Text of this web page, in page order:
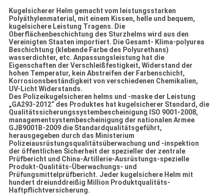
Kugelsicherer Helm gemacht vom leistungsstarken
Polyäthylenmaterial, mit einem Kissen, helle und bequem,
kugelsichere Leistung Tragens. Die
Oberflächenbeschichtung des Sturzhelms wird aus den
Vereinigten Staaten importiert. Die Gesamt- Klima-polyurea
Beschichtung (klebende Farbe des Polyurethans)
wasserdichter, etc. Anpassungsleistung hat die
Eigenschaften der Verschleißfestigkeit, Widerstand der
hohen Temperatur, kein Abstreifen der Farbenschicht,
Korrosionsbeständigkeit von verschiedenen Chemikalien,
UV-Licht Widerstands.
Des Polizeikugelsicheren helms und -maske der Leistung
„GA293-2012“ des Produktes hat kugelsicherer Standard, die
Qualitätssicherungssystembescheinigung ISO 9001-2008,
managementsystembescheinigung der nationalen Armee
GJB9001B-2009 die Standardqualitätsgeführt,
herausgegeben durch das Ministerium
Polizeiausrüstungsqualitätsüberwachung und -inspektion
der öffentlichen Sicherheit der spezieller der zentrale
Prüfbericht und China-Artillerie-Ausrüstungs-spezielle
Produkt-Qualitäts-Überwachungs- und
Prüfungsmittelprüfbericht. Jeder kugelsichere Helm mit
hundert dreiunddreißig Million Produktqualitäts-
Haftpflichtversicherung.